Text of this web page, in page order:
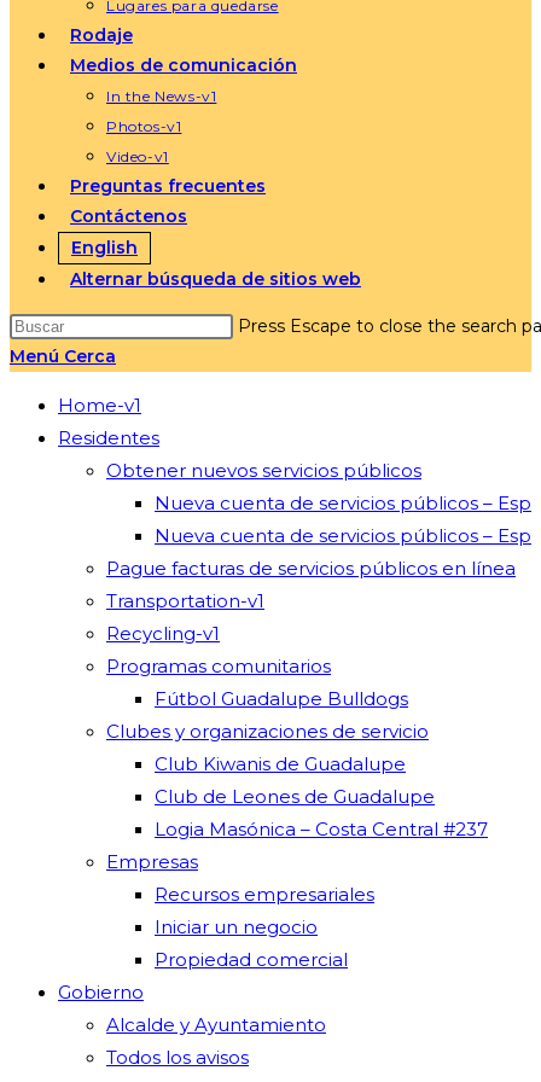
Lugares para quedarse
Rodaje
Medios de comunicación
In the News-v1
Photos-v1
Video-v1
Preguntas frecuentes
Contáctenos
English
Alternar búsqueda de sitios web
Press Escape to close the search
Menú Cerca
Home-v1
Residentes
Obtener nuevos servicios públicos
Nueva cuenta de servicios públicos – Esp
Nueva cuenta de servicios públicos – Esp
Pague facturas de servicios públicos en línea
Transportation-v1
Recycling-v1
Programas comunitarios
Fútbol Guadalupe Bulldogs
Clubes y organizaciones de servicio
Club Kiwanis de Guadalupe
Club de Leones de Guadalupe
Logia Masónica – Costa Central #237
Empresas
Recursos empresariales
Iniciar un negocio
Propiedad comercial
Gobierno
Alcalde y Ayuntamiento
Todos los avisos